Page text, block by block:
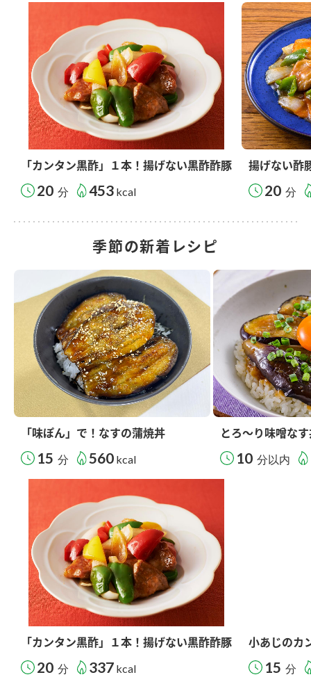
「カンタン黒酢」１本！揚げない黒酢酢豚
20 分 453 kcal
揚げない酢
20 分
季節の新着レシピ
「味ぽん」で！なすの蒲焼丼
15 分 560 kcal
とろ～り味噌な
10 分以内
「カンタン黒酢」１本！揚げない黒酢酢豚
20 分 337 kcal
小あじのカ
15 分